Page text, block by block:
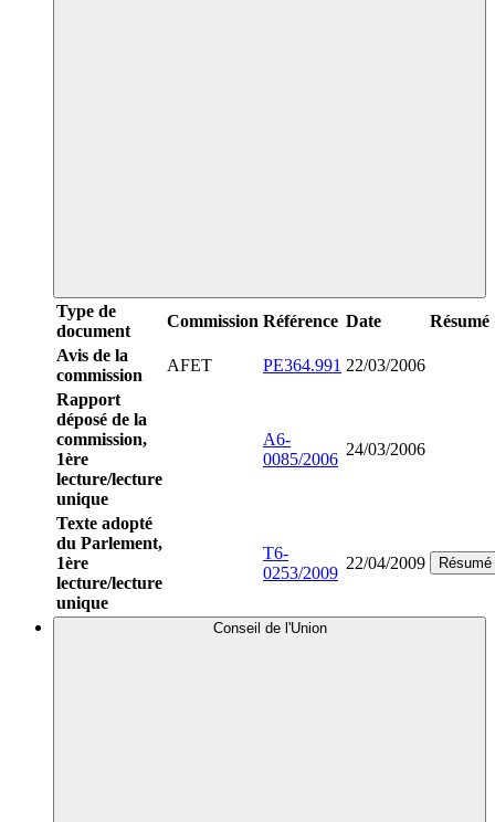
Type de
document
Commission Référence Date
Résumé
Avis de la
commission
AFET PE364.991 22/03/2006
Rapport
déposé de la
commission,
1ère
lecture/lecture
unique
A6-
0085/2006
24/03/2006
Texte adopté
du Parlement,
1ère
lecture/lecture
unique
T6-
0253/2009
22/04/2009 Résumé
Conseil de l'Union